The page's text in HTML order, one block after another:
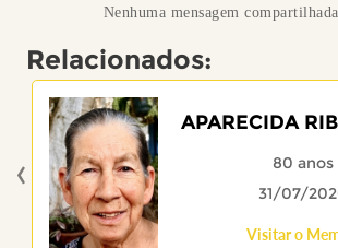
Nenhuma mensagem
Relacionados:
APARECIDA
80 anos
31/07/
Visitar o
‹